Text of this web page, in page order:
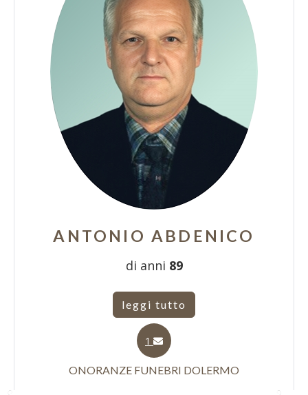
ANTONIO ABDENICO
di anni 89
leggi tutto
1
ONORANZE FUNEBRI DOLERMO